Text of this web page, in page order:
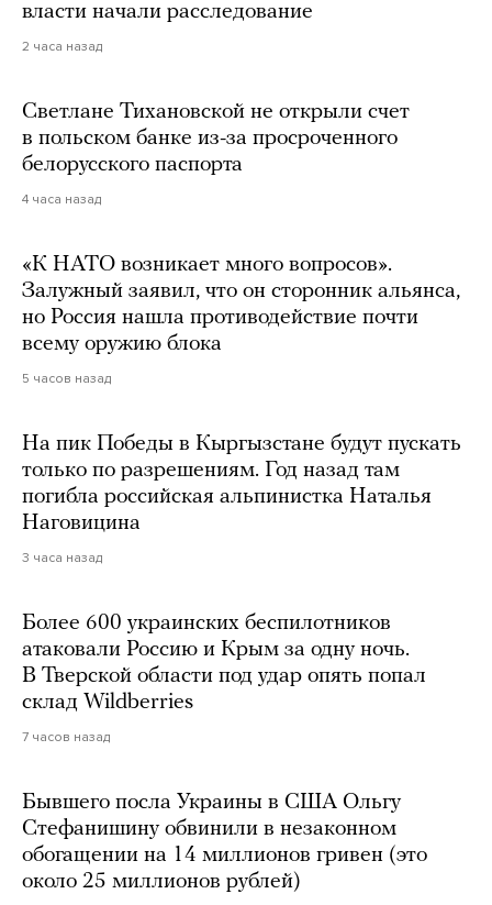
власти начали расследование
2 часа назад
Светлане Тихановской не открыли счет
в польском банке из-за просроченного
белорусского паспорта
4 часа назад
«К НАТО возникает много вопросов».
Залужный заявил, что он сторонник альянса,
но Россия нашла противодействие почти
всему оружию блока
5 часов назад
На пик Победы в Кыргызстане будут пускать
только по разрешениям. Год назад там
погибла российская альпинистка Наталья
Наговицина
3 часа назад
Более 600 украинских беспилотников
атаковали Россию и Крым за одну ночь.
В Тверской области под удар опять попал
склад Wildberries
7 часов назад
Бывшего посла Украины в США Ольгу
Стефанишину обвинили в незаконном
обогащении на 14 миллионов гривен (это
около 25 миллионов рублей)